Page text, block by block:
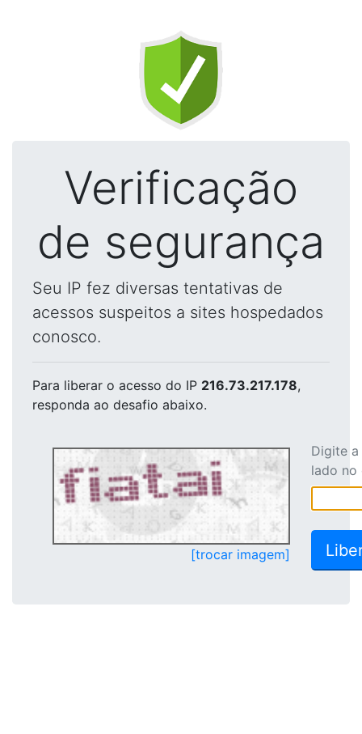
Verificação
de segurança
Seu IP fez diversas tentativas de
acessos suspeitos a sites hospedados
conosco.
Para liberar o acesso do IP 216.73.217.178,
responda ao desafio abaixo.
[trocar imagem]
Digite
lado no